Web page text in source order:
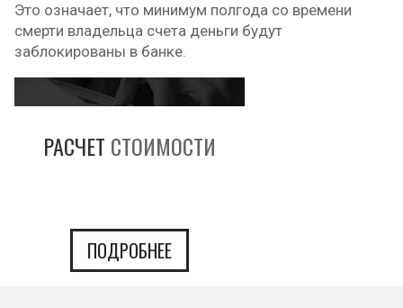
Это означает, что минимум полгода со времени
смерти владельца счета деньги будут
заблокированы в банке.
РАСЧЕТ СТОИМОСТИ
ПОДРОБНЕЕ